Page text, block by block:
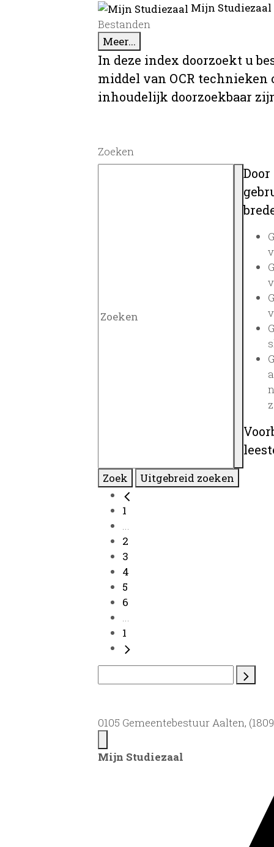
Mijn
Bestanden
Meer...
In deze index doorzoekt u
middel van OCR
inhoudelijk doorzoekbaar
Zoeken
Zoek Uitgebreid zoeken
1
...
2
3
4
5
6
...
1
0105 Gemeentebestuur Aalten,
Mijn Studiezaal